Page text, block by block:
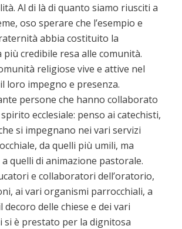
Al di là di quanto siamo riusciti a
oso sperare che l’esempio e
abbia costituito la
credibile resa alle comunità.
religiose vive e attive nel
loro impegno e presenza.
persone che hanno collaborato
ecclesiale: penso ai catechisti,
si impegnano nei vari servizi
da quelli più umili, ma
quelli di animazione pastorale.
e collaboratori dell’oratorio,
ai vari organismi parrocchiali, a
decoro delle chiese e dei vari
si è prestato per la dignitosa